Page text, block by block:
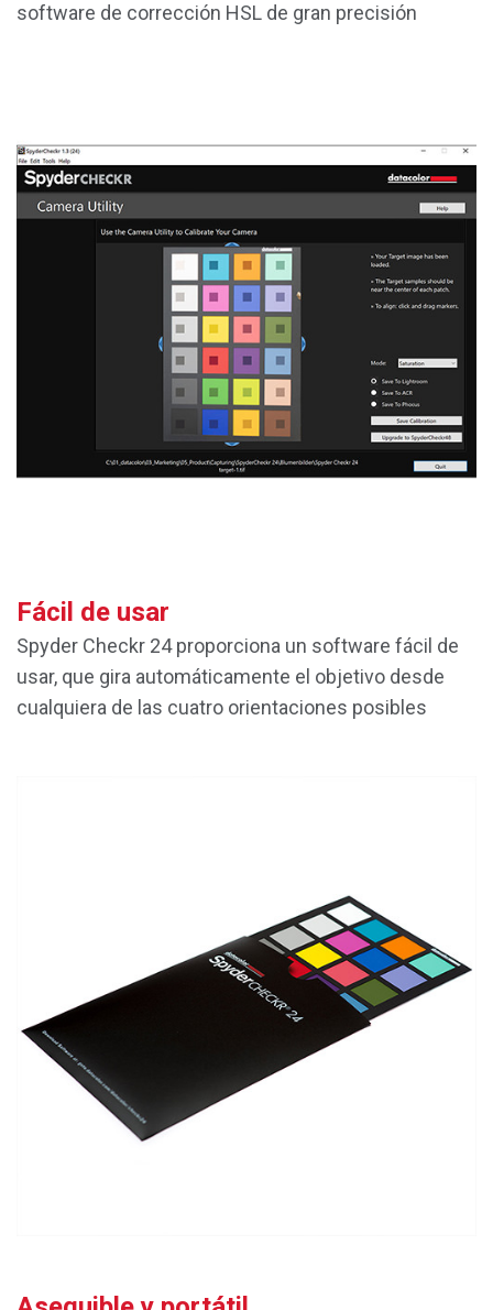
software de corrección HSL de gran precisión
Fácil de usar
Spyder Checkr 24 proporciona un software fácil de
usar, que gira automáticamente el objetivo desde
cualquiera de las cuatro orientaciones posibles